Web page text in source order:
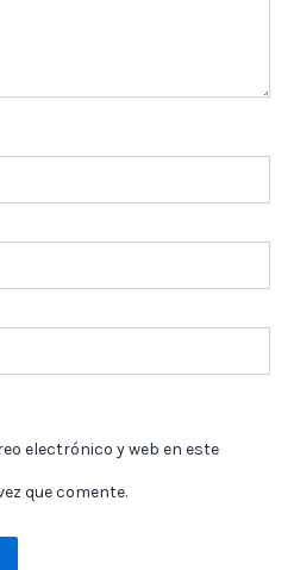
electrónico y web en este
que comente.